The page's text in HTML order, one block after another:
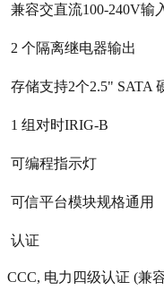
 兼容交直流100-240V
 2 个隔离继电器输出
 存储支持2个2.5" SATA
 1 组对时IRIG-B
 可编程指示灯
 可信平台模块规格通用
 认证
CCC, 电力四级认证 (兼